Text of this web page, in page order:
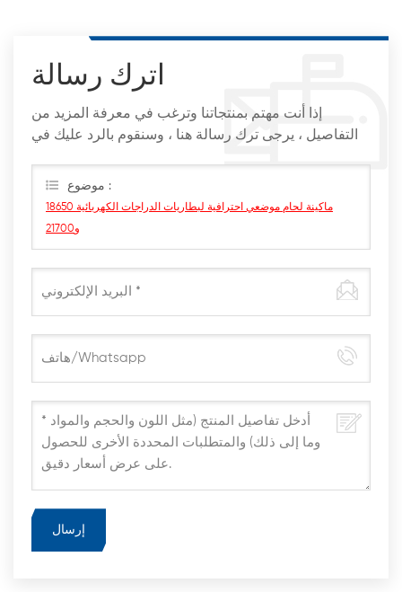
اترك رسالة
إذا أنت مهتم بمنتجاتنا وترغب في معرفة المزيد من
التفاصيل ، يرجى ترك رسالة هنا ، وسنقوم بالرد عليك في
موضوع :
ماكينة لحام موضعي احترافية لبطاريات الدراجات الكهربائية 18650
و21700